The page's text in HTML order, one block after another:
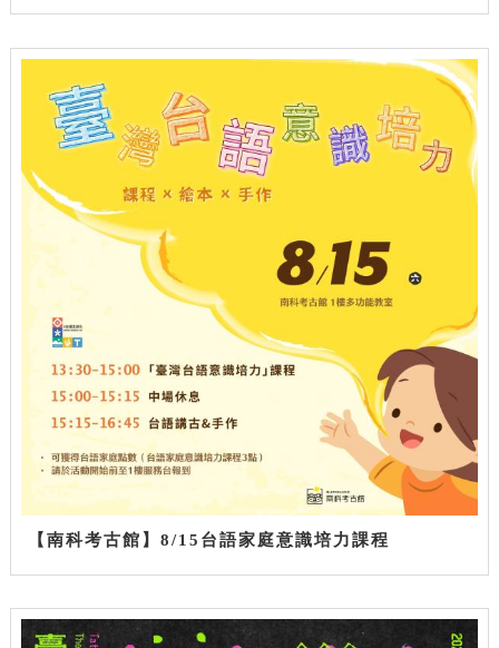
【南科考古館】8/15台語家庭意識培力課程